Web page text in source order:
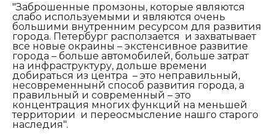
"Заброшенные промзоны, которые являются
слабо используемыми и являются очень
большими внутренним ресурсом для развития
города. Петербург расползается и захватывает
все новые окраины – экстенсивное развитие
города – больше автомобилей, больше затрат
на инфраструктуру, дольше времени
добираться из центра – это неправильный,
несовременнынй способ развития города, а
правильный и современный – это
концентрация многих функций на меньшей
территории и переосмысление нашго старого
наследия".